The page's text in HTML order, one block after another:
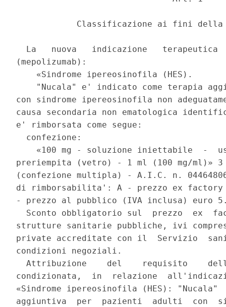
Classificazione ai fini
La   nuova   indicazione   terapeutica
(mepolizumab):
    «Sindrome ipereosinofila (HES).
"Nucala" e' indicato come terapia
con sindrome ipereosinofila non
causa secondaria non ematologica
e' rimborsata come segue:
  confezione:
«100 mg - soluzione iniettabile  -
preriempita (vetro) - 1 ml (100 mg/ml)»
(confezione multipla) - A.I.C. n.
di rimborsabilita': A - prezzo ex factory
- prezzo al pubblico (IVA inclusa) euro
Sconto obbligatorio sul  prezzo  ex
strutture sanitarie pubbliche, ivi
private accreditate con il  Servizio
condizioni negoziali.
Attribuzione    del    requisito
condizionata,  in  relazione
«Sindrome ipereosinofila (HES):
aggiuntiva  per  pazienti  adulti  con